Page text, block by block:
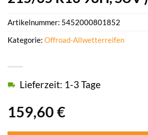
159,60 €
Lieferzeit: 1-3 Tage
Artikelnummer: 5452000801852
Kategorie: Offroad-Allwetterreifen